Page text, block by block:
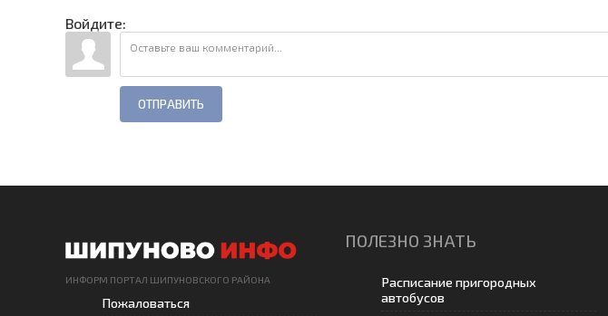
Войдите:
ОТПРАВИТЬ
ИНФОРМ ПОРТАЛ ШИПУНОВСКОГО РАЙОНА
Пожаловаться
ПОЛЕЗНО ЗНАТЬ
Расписание пригородных
автобусов